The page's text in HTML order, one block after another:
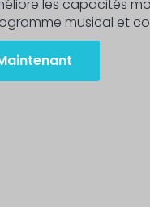
les capacités
musical et